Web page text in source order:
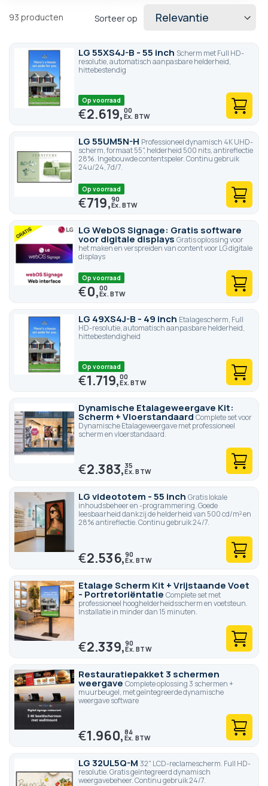
93 producten Sorteer op
LG 55XS4J-B - 55 inch Scherm met Full HD-
resolutie, automatisch aanpasbare helderheid,
hittebestendig
Op voorraad
€2.619,00
LG 55UM5N-H Professioneel dynamisch 4K UHD-
scherm, formaat 55", helderheid 500 nits, antireflectie
28%. Ingebouwde contentspeler. Continu gebruik
24u/24, 7d/7.
Op voorraad
€719,90
LG WebOS Signage: Gratis software
voor digitale displays Gratis oplossing voor
het maken en verspreiden van content voor LG digitale
displays
Op voorraad
€0,00
LG 49XS4J-B - 49 inch Etalagescherm, Full
HD-resolutie, automatisch aanpasbare helderheid,
hittebestendigheid
Op voorraad
€1.719,00
Dynamische Etalageweergave Kit:
Scherm + VloerstandaardComplete set voor
Dynamische Etalageweergave met professioneel
scherm en vloerstandaard.
€2.383,35
LG videototem - 55 inch Gratis lokale
inhoudsbeheer en -programmering. Goede
leesbaarheid dankzij de helderheid van 500 cd/m² en
28% antireflectie. Continu gebruik 24/7.
€2.536,90
Etalage Scherm Kit + Vrijstaande Voet
- Portretoriëntatie Complete set met
professioneel hooghelderheidsscherm en voetsteun.
Installatie in minder dan 15 minuten.
€2.339,90
Restauratiepakket 3 schermen
weergave Complete oplossing 3 schermen +
muurbeugel, met geïntegreerde dynamische
weergave software
€1.960,84
LG 32UL5Q-M 32" LCD-reclamescherm. Full HD-
resolutie. Gratis geïntegreerd dynamisch
weergavebeheer. Continu gebruik 24/7.